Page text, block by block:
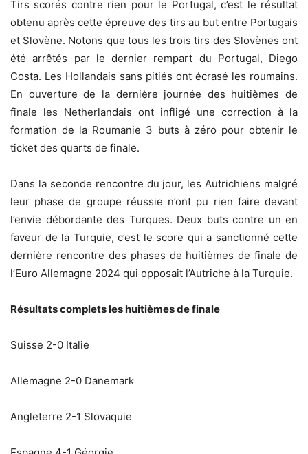
Tirs scorés contre rien pour le Portugal, c’est le résultat
obtenu après cette épreuve des tirs au but entre Portugais
et Slovène. Notons que tous les trois tirs des Slovènes ont
été arrêtés par le dernier rempart du Portugal, Diego
Costa. Les Hollandais sans pitiés ont écrasé les roumains.
En ouverture de la dernière journée des huitièmes de
finale les Netherlandais ont infligé une correction à la
formation de la Roumanie 3 buts à zéro pour obtenir le
ticket des quarts de finale.
Dans la seconde rencontre du jour, les Autrichiens malgré
leur phase de groupe réussie n’ont pu rien faire devant
l’envie débordante des Turques. Deux buts contre un en
faveur de la Turquie, c’est le score qui a sanctionné cette
dernière rencontre des phases de huitièmes de finale de
l’Euro Allemagne 2024 qui opposait l’Autriche à la Turquie.
Résultats complets les huitièmes de finale
Suisse 2-0 Italie
Allemagne 2-0 Danemark
Angleterre 2-1 Slovaquie